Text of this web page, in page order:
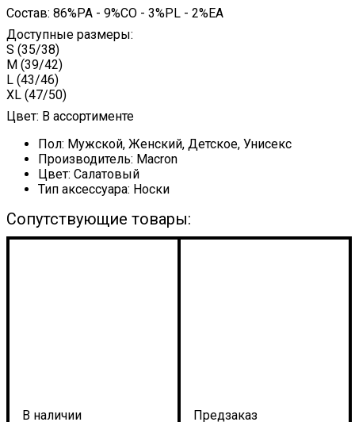
Состав: 86%PA - 9%CO - 3%PL - 2%EA
Доступные размеры:
S (35/38)
M (39/42)
L (43/46)
XL (47/50)
Цвет: В ассортименте
Пол: Мужской, Женский, Детское, Унисекс
Производитель: Macron
Цвет: Салатовый
Тип аксессуара: Носки
Сопутствующие товары: